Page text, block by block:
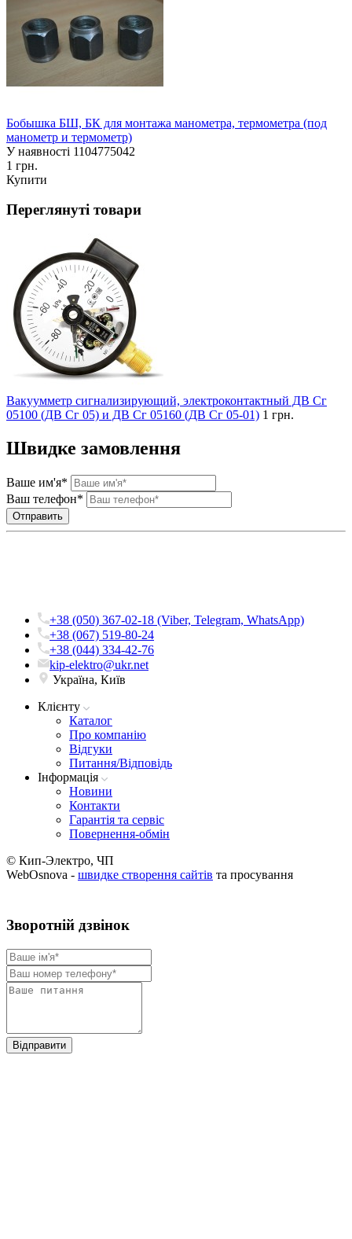
Бобышка БШ, БК для монтажа манометра, термометра (под
манометр и термометр)
У наявності 1104775042
1 грн.
Купити
Переглянуті товари
Вакуумметр сигнализирующий, электроконтактный ДВ Сг
05100 (ДВ Сг 05) и ДВ Сг 05160 (ДВ Сг 05-01) 1 грн.
Швидке замовлення
Ваше им'я*
Ваш телефон*
+38 (050) 367-02-18 (Viber, Telegram, WhatsApp)
+38 (067) 519-80-24
+38 (044) 334-42-76
kip-elektro@ukr.net
Україна, Київ
Клієнту
Каталог
Про компанію
Вiдгуки
Питання/Відповідь
Iнформацiя
Новини
Контакти
Гарантія та сервіс
Повернення-обмін
© Кип-Электро, ЧП
WebOsnova - швидке створення сайтів та просування
Зворотнiй дзвiнок